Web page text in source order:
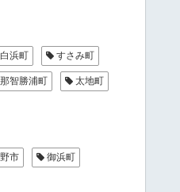
白浜町 すさみ町
那智勝浦町 太地町
市 御浜町